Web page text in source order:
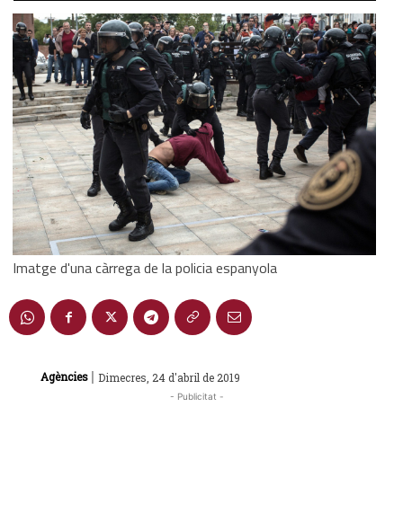
Imatge d'una càrrega de la policia espanyola
Agències | Dimecres, 24 d'abril de 2019
- Publicitat -